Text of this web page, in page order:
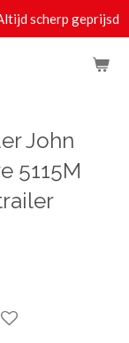
scherp geprijsd
John
5115M